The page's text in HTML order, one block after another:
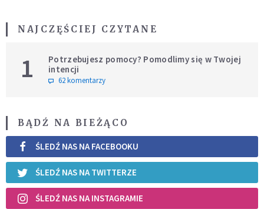
NAJCZĘŚCIEJ CZYTANE
1
Potrzebujesz pomocy? Pomodlimy się w Twojej
intencji
62 komentarzy
BĄDŹ NA BIEŻĄCO
ŚLEDŹ NAS NA FACEBOOKU
ŚLEDŹ NAS NA TWITTERZE
ŚLEDŹ NAS NA INSTAGRAMIE